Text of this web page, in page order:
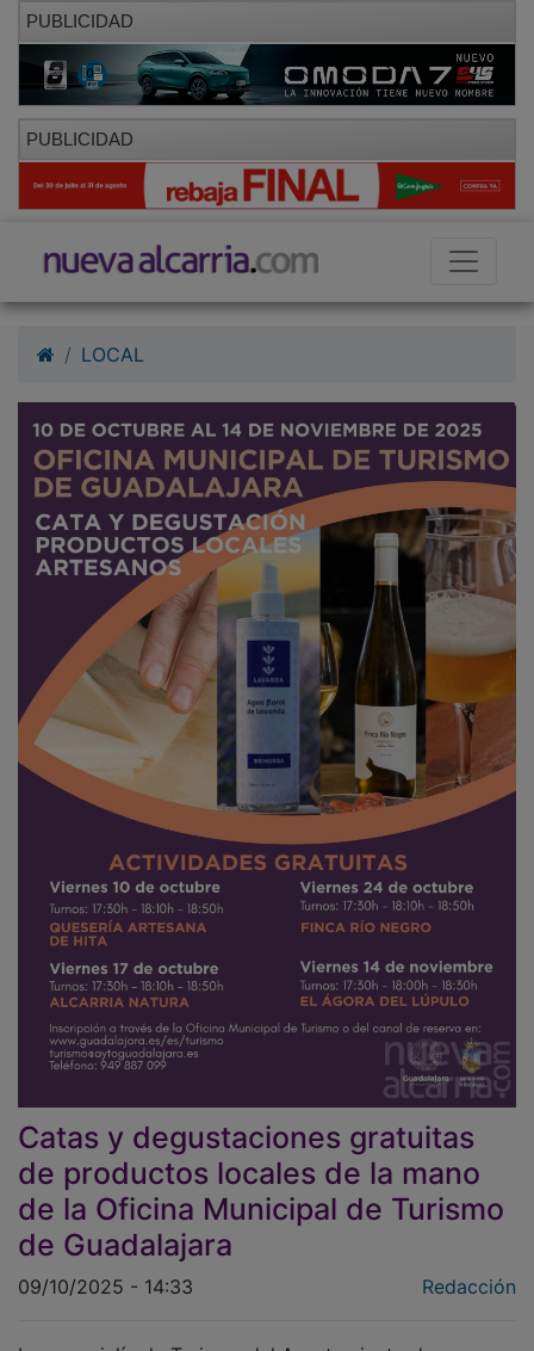
PUBLICIDAD
PUBLICIDAD
Catas y degustaciones gratuitas
de productos locales de la mano
de la Oficina Municipal de Turismo
de Guadalajara